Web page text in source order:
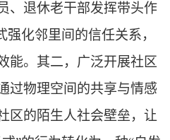
、退休老干部发挥带头作
强化邻里间的信任关系，
能。其二，广泛开展社区
过物理空间的共享与情感
区的陌生人社会壁垒，让